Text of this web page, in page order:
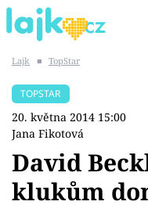
SHOPAHOLICADEL
Témata
Lajk ■ TopStar
TOPSTAR
20. května 2014 15:00
Jana Fikotová
David
klukům